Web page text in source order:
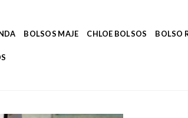
BOLSOS MAJE CHLOE BOLSOS BOLSO